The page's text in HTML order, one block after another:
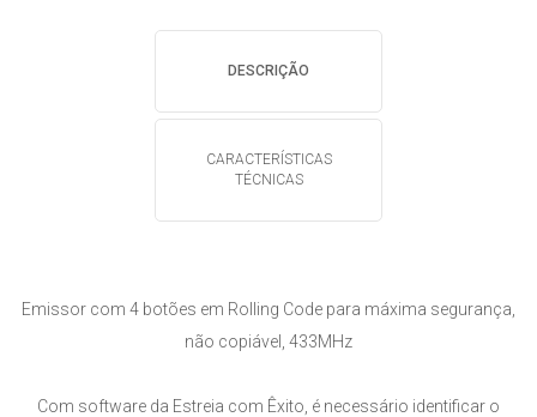
DESCRIÇÃO
CARACTERÍSTICAS
TÉCNICAS
Emissor com 4 botões em Rolling Code para máxima segurança,
não copiável, 433MHz
Com software da Estreia com Êxito, é necessário identificar o